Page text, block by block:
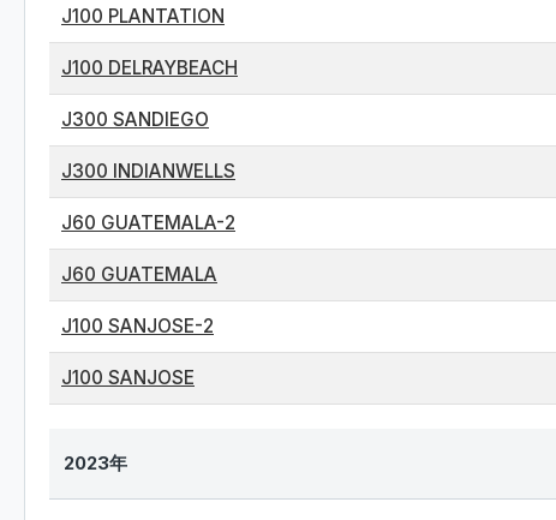
J100 PLANTATION
J100 DELRAYBEACH
J300 SANDIEGO
J300 INDIANWELLS
J60 GUATEMALA-2
J60 GUATEMALA
J100 SANJOSE-2
J100 SANJOSE
2023年